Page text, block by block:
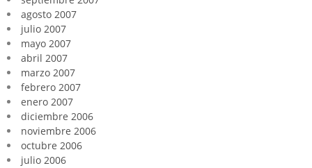
agosto 2007
julio 2007
mayo 2007
abril 2007
marzo 2007
febrero 2007
enero 2007
diciembre 2006
noviembre 2006
octubre 2006
julio 2006